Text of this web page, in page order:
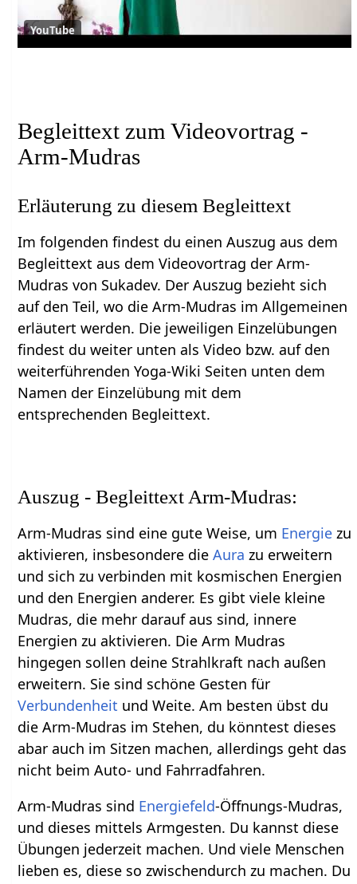
YouTube
Begleittext zum Videovortrag -
Arm-Mudras
Erläuterung zu diesem Begleittext
Im folgenden findest du einen Auszug aus dem
Begleittext aus dem Videovortrag der Arm-
Mudras von Sukadev. Der Auszug bezieht sich
auf den Teil, wo die Arm-Mudras im Allgemeinen
erläutert werden. Die jeweiligen Einzelübungen
findest du weiter unten als Video bzw. auf den
weiterführenden Yoga-Wiki Seiten unten dem
Namen der Einzelübung mit dem
entsprechenden Begleittext.
Auszug - Begleittext Arm-Mudras:
Arm-Mudras sind eine gute Weise, um Energie zu
aktivieren, insbesondere dieAura zu erweitern
und sich zu verbinden mit kosmischen Energien
und den Energien anderer. Es gibt viele kleine
Mudras, die mehr darauf aus sind, innere
Energien zu aktivieren. Die Arm Mudras
hingegen sollen deine Strahlkraft nach außen
erweitern. Sie sind schöne Gesten für
Verbundenheit und Weite. Am besten übst du
die Arm-Mudras im Stehen, du könntest dieses
abar auch im Sitzen machen, allerdings geht das
nicht beim Auto- und Fahrradfahren.
Arm-Mudras sind Energiefeld-Öffnungs-Mudras,
und dieses mittels Armgesten. Du kannst diese
Übungen jederzeit machen. Und viele Menschen
lieben es, diese so zwischendurch zu machen. Du